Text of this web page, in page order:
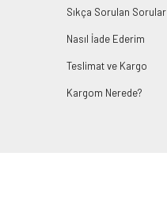
Sıkça Sorulan Sorular
Nasıl İade Ederim
Teslimat ve Kargo
Kargom Nerede?